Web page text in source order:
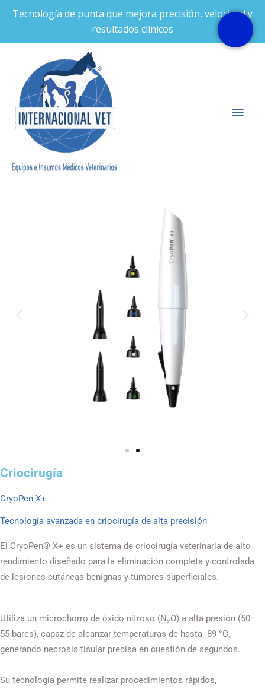
Tecnología de punta que mejora precisión, velocidad y
resultados clínicos
Criocirugía
CryoPen X+
Tecnología avanzada en criocirugía de alta precisión
El CryoPen® X+ es un sistema de criocirugía veterinaria de alto
rendimiento diseñado para la eliminación completa y controlada
de lesiones cutáneas benignas y tumores superficiales.
Utiliza un microchorro de óxido nitroso (N₂O) a alta presión (50–
55 bares), capaz de alcanzar temperaturas de hasta -89 °C,
generando necrosis tisular precisa en cuestión de segundos.
Su tecnología permite realizar procedimientos rápidos,